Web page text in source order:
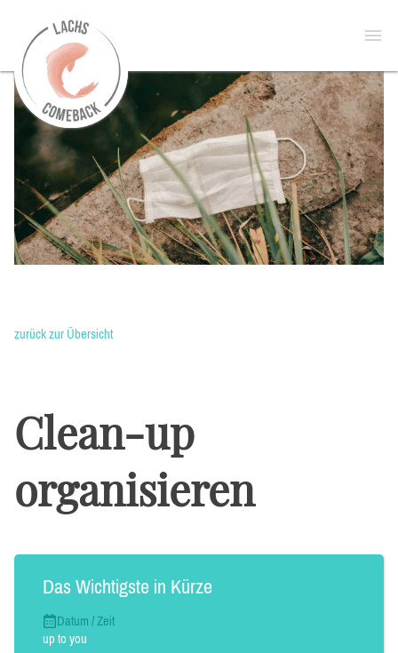
Startseite
Open
menu
zurück zur Übersicht
Clean-up
organisieren
Das Wichtigste in Kürze
Datum / Zeit
up to you